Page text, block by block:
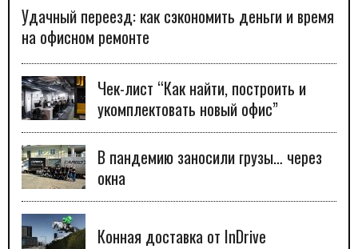
Удачный переезд: как сэкономить деньги и время
на офисном ремонте
Чек-лист “Как найти, построить и
укомплектовать новый офис”
В пандемию заносили грузы… через
окна
Конная доставка от InDrive